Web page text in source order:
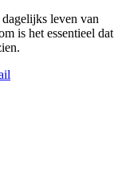
leven van
is het essentieel dat